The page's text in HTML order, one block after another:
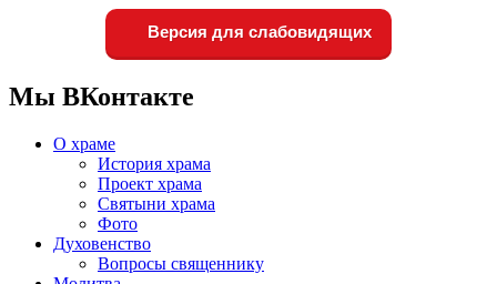
Версия для слабовидящих
Мы ВКонтакте
О храме
История храма
Проект храма
Святыни храма
Фото
Духовенство
Вопросы священнику